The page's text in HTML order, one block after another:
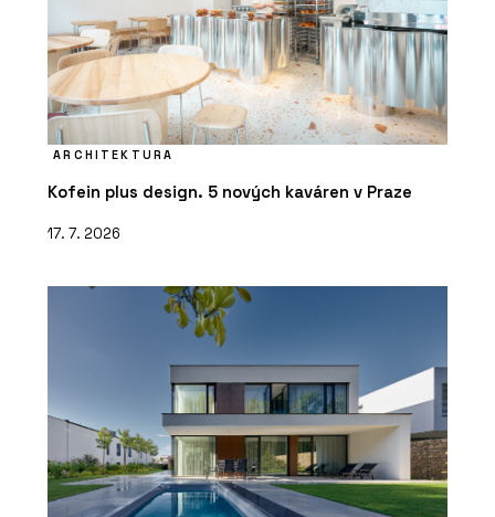
ARCHITEKTURA
Kofein plus design. 5 nových kaváren v Praze
17. 7. 2026